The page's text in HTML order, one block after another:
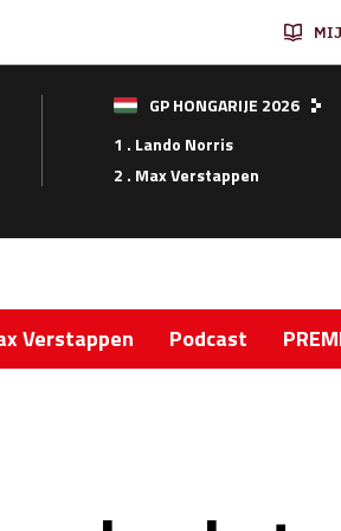
GP HONGARIJE 2026
1 . Lando Norris
2 . Max Verstappen
Verstappen Podcast